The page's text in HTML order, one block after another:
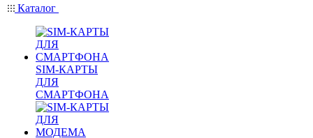
Каталог
SIM-КАРТЫ
ДЛЯ
СМАРТФОНА